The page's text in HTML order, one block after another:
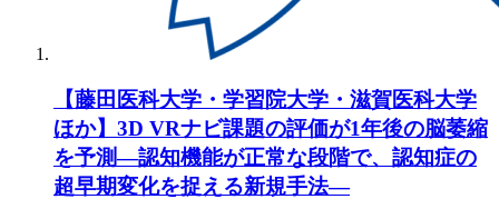
【藤田医科大学・学習院大学・滋賀医科大学
ほか】3D VRナビ課題の評価が1年後の脳萎縮
を予測―認知機能が正常な段階で、認知症の
超早期変化を捉える新規手法―